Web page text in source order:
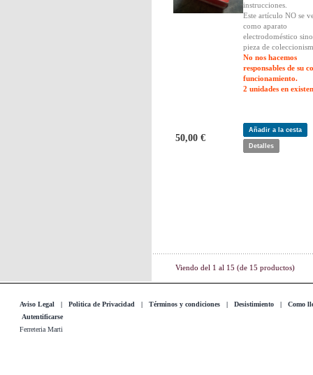
instrucciones.
Este artículo NO se
como aparato
electrodoméstico
pieza de
No nos hacemos
responsables de su
funcionamiento.
2 unidades en
50,00 €
Añadir a la cesta
Detalles
Viendo del 1 al 15 (de 15 productos)
Aviso Legal | Politica de Privacidad | Términos y condiciones | Desistimiento | Como
Autentificarse
Ferreteria Marti